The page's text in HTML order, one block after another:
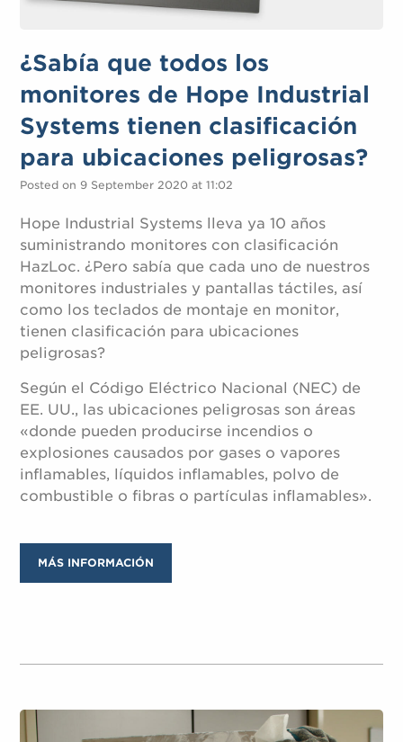
¿Sabía que todos los
monitores de Hope Industrial
Systems tienen clasificación
para ubicaciones peligrosas?
Posted on 9 September 2020 at 11:02
Hope Industrial Systems lleva ya 10 años
suministrando monitores con clasificación
HazLoc. ¿Pero sabía que cada uno de nuestros
monitores industriales y pantallas táctiles, así
como los teclados de montaje en monitor,
tienen clasificación para ubicaciones
peligrosas?
Según el Código Eléctrico Nacional (NEC) de
EE. UU., las ubicaciones peligrosas son áreas
«donde pueden producirse incendios o
explosiones causados por gases o vapores
inflamables, líquidos inflamables, polvo de
combustible o fibras o partículas inflamables».
MÁS INFORMACIÓN